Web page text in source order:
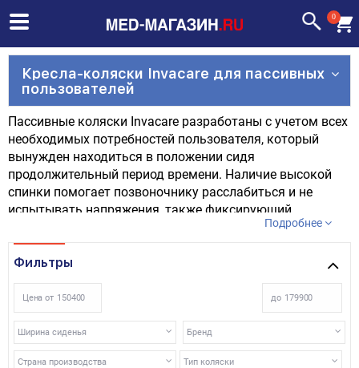
0
Кресла-коляски Invacare для пассивных
пользователей
Пассивные коляски Invacare разработаны с учетом всех
необходимых потребностей пользователя, который
вынужден находиться в положении сидя
продолжительный период времени. Наличие высокой
спинки помогает позвоночнику расслабиться и не
испытывать напряжения, также фиксирующий
подголовник позволит не чувствовать дискомфорта в
шейном отделе. Материал обивки –
высококачественный, воздухопроницаемый материал,
который практичен и прост в уходе. Коляски пассивного
типа от Invacare имеют множество разнообразных
регулировок и подстраиваются под нужды и пожелания
пациента, когда это необходимо.
Подробнее
Фильтры
Цена от до
Ширина сиденья Бренд
Страна производства Тип коляски